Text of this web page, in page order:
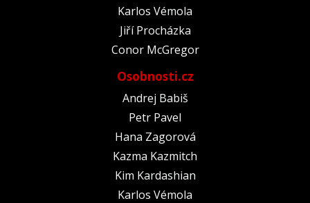
Karlos Vémola
Jiří Procházka
Conor McGregor
Osobnosti.cz
Andrej Babiš
Petr Pavel
Hana Zagorová
Kazma Kazmitch
Kim Kardashian
Karlos Vémola